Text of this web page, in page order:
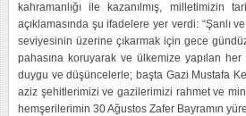
kahramanlığı ile kazanılmış, milletimizin
açıklamasında şu ifadelere yer verdi: “Şanlı
seviyesinin üzerine çıkarmak için gece
pahasına koruyarak ve ülkemize yapılan
duygu ve düşüncelerle; başta Gazi Mustafa
aziz şehitlerimizi ve gazilerimizi rahmet ve
hemşerilerimin 30 Ağustos Zafer Bayramın